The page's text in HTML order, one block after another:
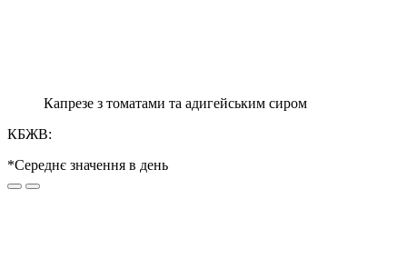
Капрезе з томатами та адигейським сиром
КБЖВ:
*Середнє значення в день